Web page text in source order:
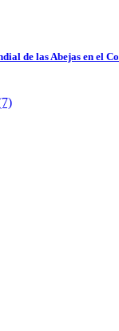
de las Abejas en el